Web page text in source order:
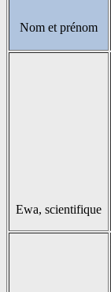
Nom et prénom
Ewa, scientifique